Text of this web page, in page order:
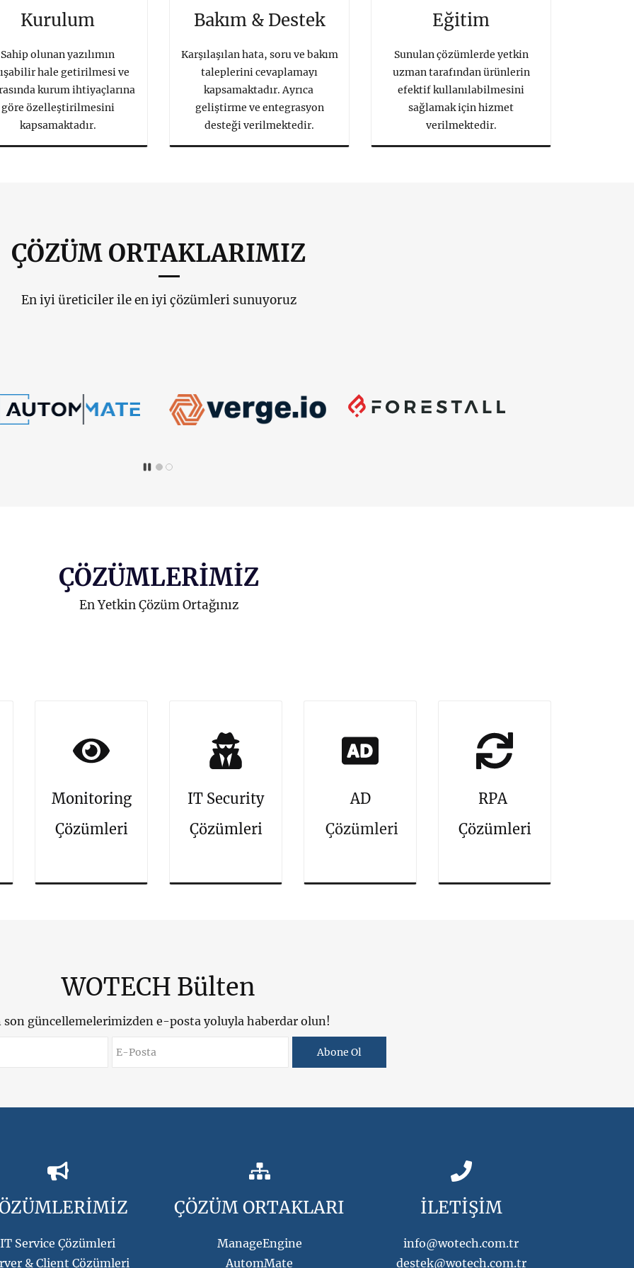
Kurulum
Sahip olunan yazılımın
hale getirilmesi ve
kurum ihtiyaçlarına
göre özelleştirilmesini
kapsamaktadır.
Bakım & Destek
Karşılaşılan hata, soru ve bakım
taleplerini cevaplamayı
kapsamaktadır. Ayrıca
geliştirme ve entegrasyon
desteği verilmektedir.
Eğitim
Sunulan çözümlerde yetkin
uzman tarafından ürünlerin
efektif kullanılabilmesini
sağlamak için hizmet
verilmektedir.
ÇÖZÜM ORTAKLARIMIZ
En iyi üreticiler ile en iyi çözümleri sunuyoruz
​ÇÖZÜMLERİMİZ
En Yetkin Çözüm Ortağınız
Monitoring
Çözümleri
IT Security
Çözümleri
AD
Çözümleri
RPA
Çözümleri
WOTECH Bülten
son güncellemelerimizden e-posta yoluyla haberdar olun!
Abone Ol
IT Service Çözümleri
& Client Çözümleri
ÇÖZÜM ORTAKLARI
ManageEngine
AutomMate
İLETİŞİM
info@wotech.com.tr
destek@wotech.com.tr